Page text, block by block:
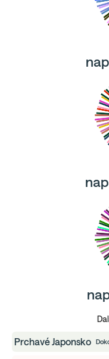
Prchavé Japonsko